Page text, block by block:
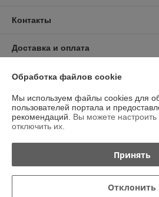
Контакты
Доставка и оплата
График работы
Полная версия сайта
Политика обработки cookies
Сайт создан на платформе Deal.by
Обработка файлов cookie
Мы используем файлы cookies для
пользователей портала и
рекомендаций. Вы можете
отключить их.
Принять
Отклонить